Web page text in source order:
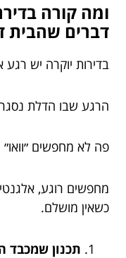
דברים שהבית
בדירות יוקרה יש
הרגע שבו הדלת
פה לא מחפשים
מחפשים רוגע,
כשאין מושלם.
תכנון שמכבד